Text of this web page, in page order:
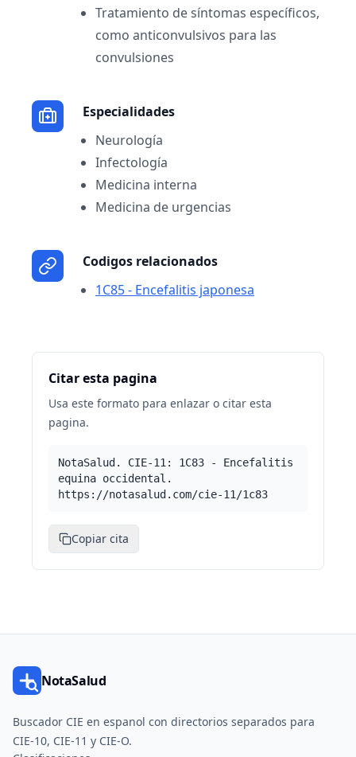
Tratamiento de síntomas específicos,
como anticonvulsivos para las
convulsiones
Especialidades
Neurología
Infectología
Medicina interna
Medicina de urgencias
Codigos relacionados
1C85 - Encefalitis japonesa
Citar esta pagina
Usa este formato para enlazar o citar esta
pagina.
NotaSalud. CIE-11: 1C83 - Encefalitis
equina occidental.
https://notasalud.com/cie-11/1c83
Copiar cita
NotaSalud
Buscador CIE en espanol con directorios separados para
CIE-10, CIE-11 y CIE-O.